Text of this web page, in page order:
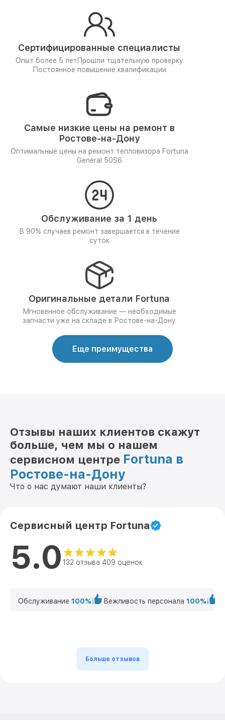
Сертифицированные специалисты
Опыт более 5 лет Прошли тщательную проверку
Постоянное повышение квалификации
Самые низкие цены на ремонт в
Ростове-на-Дону
Оптимальные цены на ремонт тепловизора Fortuna
General 50S6
Обслуживание за 1 день
В 90% случаев ремонт завершается в течение
суток
Оригинальные детали Fortuna
Мгновенное обслуживание — необходимые
запчасти уже на складе в Ростове-на-Дону
Еще преимущества
Отзывы наших клиентов скажут
больше, чем мы о нашем
сервисном центре Fortuna в
Ростове-на-Дону
Что о нас думают наши клиенты?
Сервисный центр Fortuna
5.0 132 отзыва 409 оценок
Обслуживание 100% Вежливость персонала 100%
Больше отзывов